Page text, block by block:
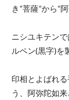
き“菩薩”から“
ニシユキテン
ルペン(黒字)を
印相とよばれ
う、阿弥陀如